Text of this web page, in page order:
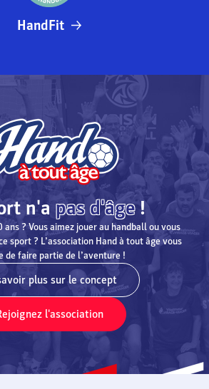
HandFit
n'a pas d'âge !
ans ? Vous aimez jouer au handball ou vous
sport ? L’association Hand à tout âge vous
de faire partie de l’aventure !
plus sur le concept
l'association